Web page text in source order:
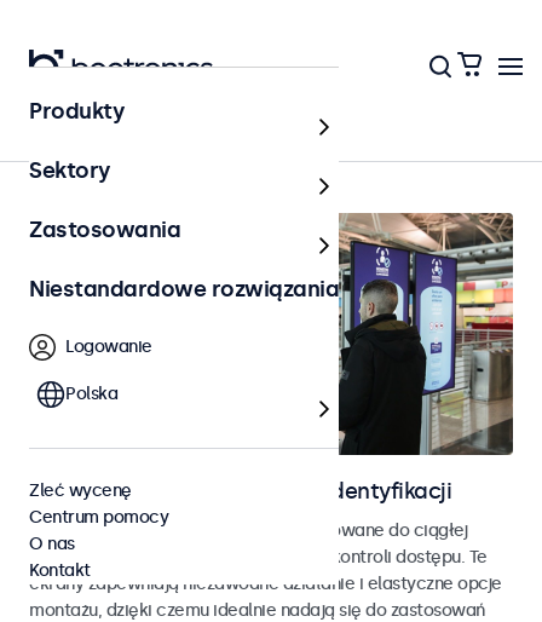
Kontrola dostępu
Ekrany do kontroli dostępu i identyfikacji
Monitory i ekrany dotykowe zaprojektowane do ciągłej
pracy i płynnej integracji z systemami kontroli dostępu. Te
ekrany zapewniają niezawodne działanie i elastyczne opcje
montażu, dzięki czemu idealnie nadają się do zastosowań
Produkty
Sektory
Zastosowania
Niestandardowe rozwiązania
Logowanie
Polska
Zleć wycenę
Centrum pomocy
O nas
Kontakt